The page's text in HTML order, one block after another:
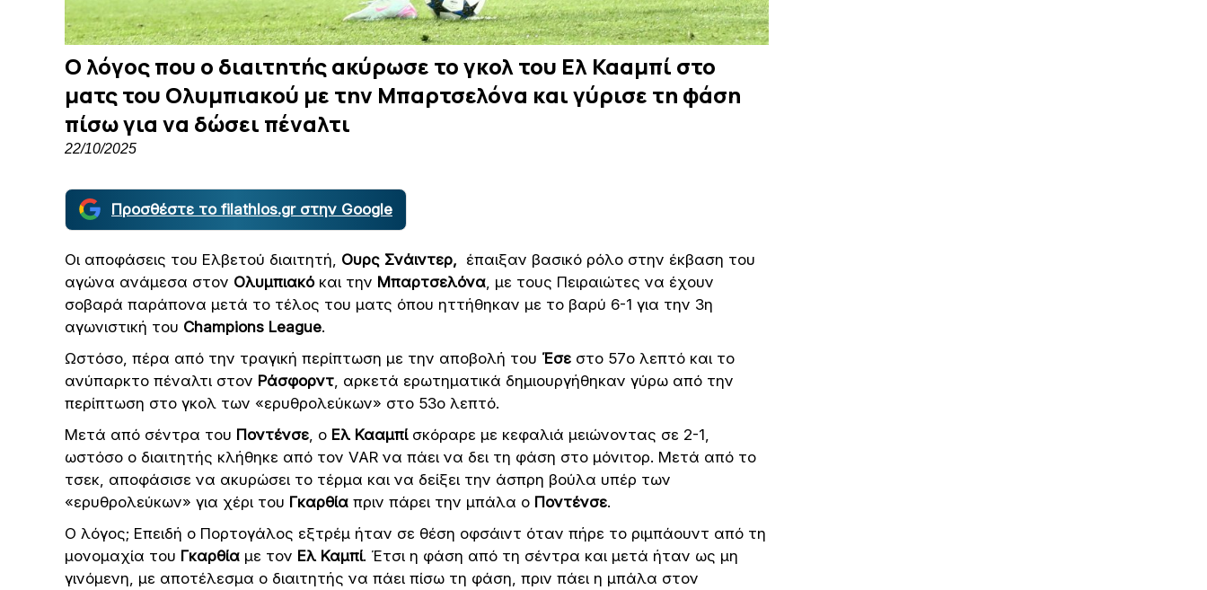
Ο λόγος που ο διαιτητής ακύρωσε το γκολ του Ελ Κααμπί στο
ματς του Ολυμπιακού με την Μπαρτσελόνα και γύρισε τη φάση
πίσω για να δώσει πέναλτι
22/10/2025
Προσθέστε το filathlos.gr στην Google
Οι αποφάσεις του Ελβετού διαιτητή, Ουρς Σνάιντερ, έπαιξαν βασικό ρόλο στην έκβαση του
αγώνα ανάμεσα στον Ολυμπιακό και την Μπαρτσελόνα , με τους Πειραιώτες να έχουν
σοβαρά παράπονα μετά το τέλος του ματς όπου ηττήθηκαν με το βαρύ 6-1 για την 3η
αγωνιστική του Champions League.
Ωστόσο, πέρα από την τραγική περίπτωση με την αποβολή του Έσε στο 57ο λεπτό και το
ανύπαρκτο πέναλτι στον Ράσφορντ , αρκετά ερωτηματικά δημιουργήθηκαν γύρω από την
περίπτωση στο γκολ των «ερυθρολεύκων» στο 53ο λεπτό.
Μετά από σέντρα του Ποντένσε , ο Ελ Κααμπίσκόραρε με κεφαλιά μειώνοντας σε 2-1,
ωστόσο ο διαιτητής κλήθηκε από τον VAR να πάει να δει τη φάση στο μόνιτορ. Μετά από το
τσεκ, αποφάσισε να ακυρώσει το τέρμα και να δείξει την άσπρη βούλα υπέρ των
«ερυθρολεύκων» για χέρι του Γκαρθία πριν πάρει την μπάλα ο Ποντένσε.
Ο λόγος; Επειδή ο Πορτογάλος εξτρέμ ήταν σε θέση οφσάιντ όταν πήρε το ριμπάουντ από τη
μονομαχία του Γκαρθία με τον Ελ Καμπί. Έτσι η φάση από τη σέντρα και μετά ήταν ως μη
γινόμενη, με αποτέλεσμα ο διαιτητής να πάει πίσω τη φάση, πριν πάει η μπάλα στον